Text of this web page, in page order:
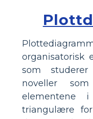
organisatorisk
som
noveller
elementene
triangulære